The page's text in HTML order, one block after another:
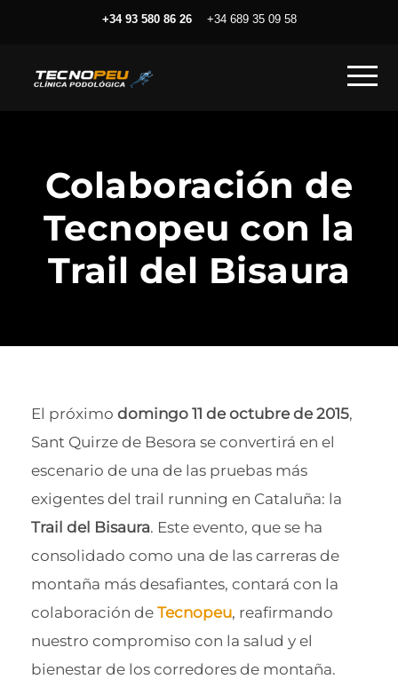
+34 93 580 86 26 +34 689 35 09 58
Colaboración de
Tecnopeu con la
Trail del Bisaura
El próximo domingo 11 de octubre de 2015,
Sant Quirze de Besora se convertirá en el
escenario de una de las pruebas más
exigentes del trail running en Cataluña: la
Trail del Bisaura. Este evento, que se ha
consolidado como una de las carreras de
montaña más desafiantes, contará con la
colaboración de Tecnopeu, reafirmando
nuestro compromiso con la salud y el
bienestar de los corredores de montaña.